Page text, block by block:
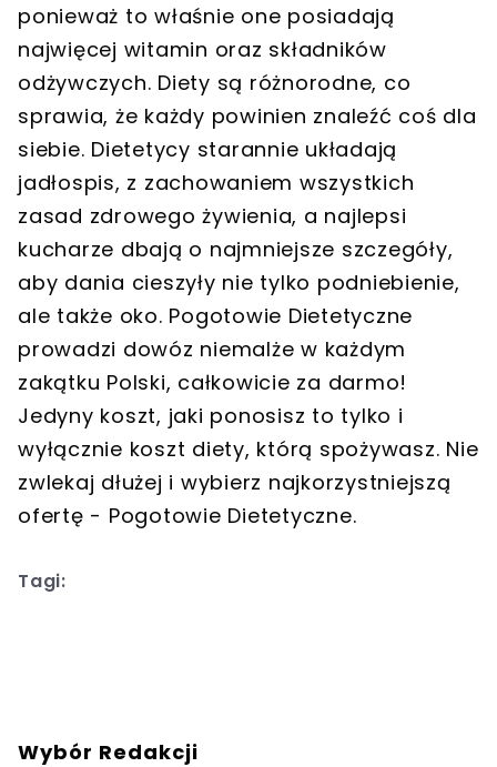
ponieważ to właśnie one posiadają
najwięcej witamin oraz składników
odżywczych. Diety są różnorodne, co
sprawia, że każdy powinien znaleźć coś dla
siebie. Dietetycy starannie układają
jadłospis, z zachowaniem wszystkich
zasad zdrowego żywienia, a najlepsi
kucharze dbają o najmniejsze szczegóły,
aby dania cieszyły nie tylko podniebienie,
ale także oko. Pogotowie Dietetyczne
prowadzi dowóz niemalże w każdym
zakątku Polski, całkowicie za darmo!
Jedyny koszt, jaki ponosisz to tylko i
wyłącznie koszt diety, którą spożywasz. Nie
zwlekaj dłużej i wybierz najkorzystniejszą
ofertę - Pogotowie Dietetyczne.
Tagi:
Wybór Redakcji